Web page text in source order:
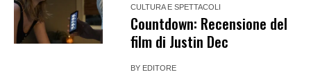
CULTURA E SPETTACOLI
Countdown: Recensione del
film di Justin Dec
BY EDITORE